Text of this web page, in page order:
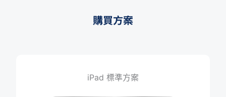
購買方案
iPad 進階方案